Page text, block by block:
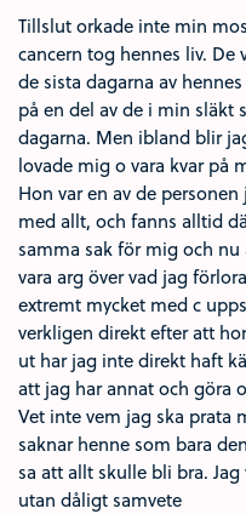
Tillslut orkade inte min
cancern tog hennes liv.
de sista dagarna av
på en del av de i min släkt
dagarna. Men ibland blir
lovade mig o vara kvar på
Hon var en av de
med allt, och fanns alltid
samma sak för mig och
vara arg över vad jag
extremt mycket med c
verkligen direkt efter att
ut har jag inte direkt haft
att jag har annat och göra
Vet inte vem jag ska prata
saknar henne som bara
sa att allt skulle bli bra.
utan dåligt samvete